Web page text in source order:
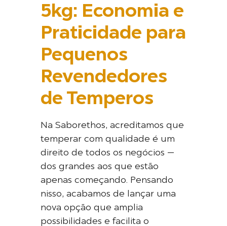
5kg: Economia e
Praticidade para
Pequenos
Revendedores
de Temperos
Na Saborethos, acreditamos que
temperar com qualidade é um
direito de todos os negócios —
dos grandes aos que estão
apenas começando. Pensando
nisso, acabamos de lançar uma
nova opção que amplia
possibilidades e facilita o